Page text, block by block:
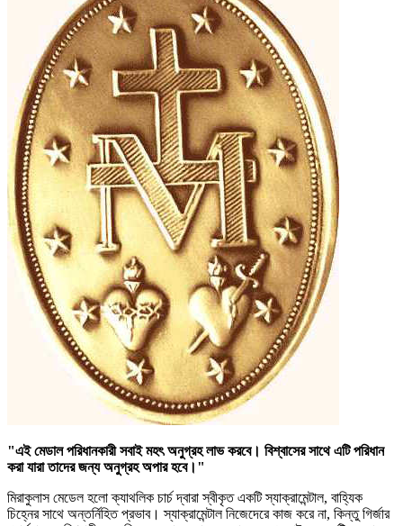
"এই মেডাল পরিধানকারী সবাই মহৎ অনুগ্রহ লাভ করবে। বিশ্বাসের সাথে এটি পরিধান
করা যারা তাদের জন্য অনুগ্রহ অপার হবে।"
মিরাকুলাস মেডেল হলো ক্যাথলিক চার্চ দ্বারা স্বীকৃত একটি স্যাক্রামেন্টাল, বাহ্যিক
চিহ্নের সাথে অন্তর্নিহিত প্রভাব। স্যাক্রামেন্টাল নিজেদেরে কাজ করে না, কিন্তু গির্জার